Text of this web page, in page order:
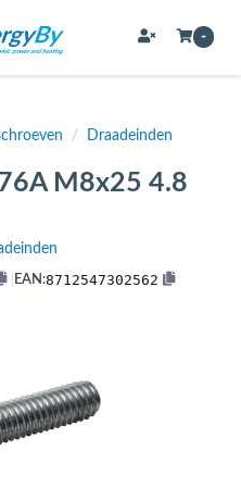
boilervaten)
-
/ Draadeinden
M8x25 4.8
EAN:8712547302562